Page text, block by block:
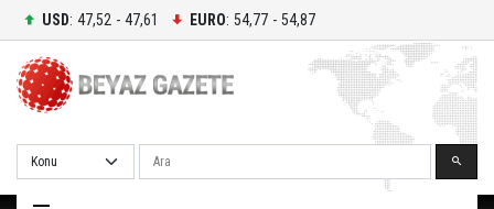
USD: 47,52 - 47,61 EURO: 54,77 - 54,87
Ara